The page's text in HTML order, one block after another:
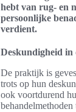
hebt van rug- en
persoonlijke
verdient.
Deskundigheid
De praktijk is
trots op hun
ook voortdurend
behandelmethoden